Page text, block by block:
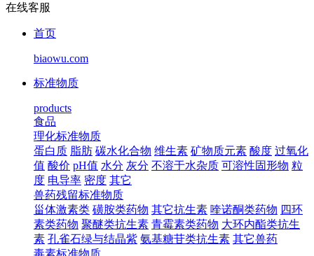
在线客服
首页
biaowu.com
标准物质
products
食品
理化标准物质
蛋白质 脂肪 碳水化合物 维生素 矿物质元素 酸度 过氧化
值 酸价 pH值 水分 灰分 不溶于水杂质 可溶性固形物 粒
度 电导率 密度 其它
兽药残留标准物质
甾体激素类 磺胺类药物 其它抗生素 喹诺酮类药物 四环
素类药物 聚醚类抗生素 青霉素类药物 大环内酯类抗生
素 孔雀石绿与结晶紫 氨基糖苷类抗生素 其它兽药
毒素标准物质